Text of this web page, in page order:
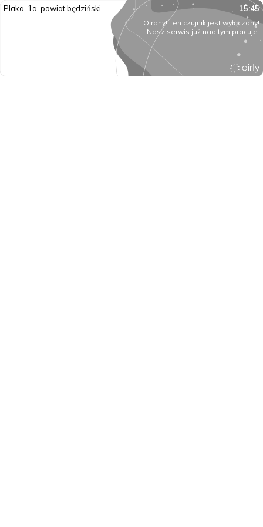
Plaka, 1a, powiat będziński 15:45
O rany! Ten czujnik jest wyłączony!
Nasz serwis już nad tym pracuje.